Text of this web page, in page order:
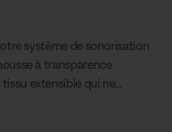
système de sonorisation
à transparence
extensible qui ne
du son et une fermeture à